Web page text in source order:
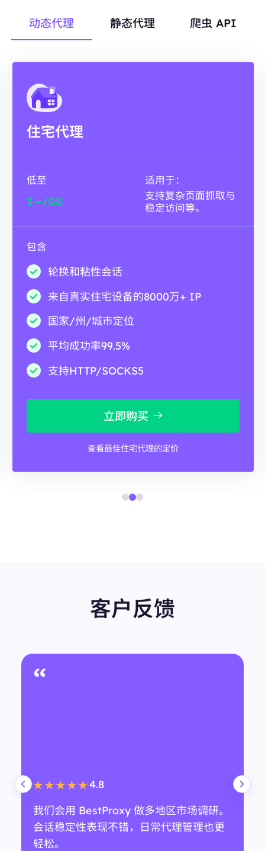
动态代理 静态代理 爬虫 API
住宅代理
低至
$- /GB
适用于：
支持复杂页面抓取与
稳定访问等。
包含
轮换和粘性会话
来自真实住宅设备的8000万+ IP
国家/州/城市定位
平均成功率99.5%
支持HTTP/SOCKS5
立即购买
查看最佳住宅代理的定价
客户反馈
“
★★★★★4.8
我们会用 BestProxy 做多地区市场调研。
会话稳定性表现不错，日常代理管理也更
轻松。